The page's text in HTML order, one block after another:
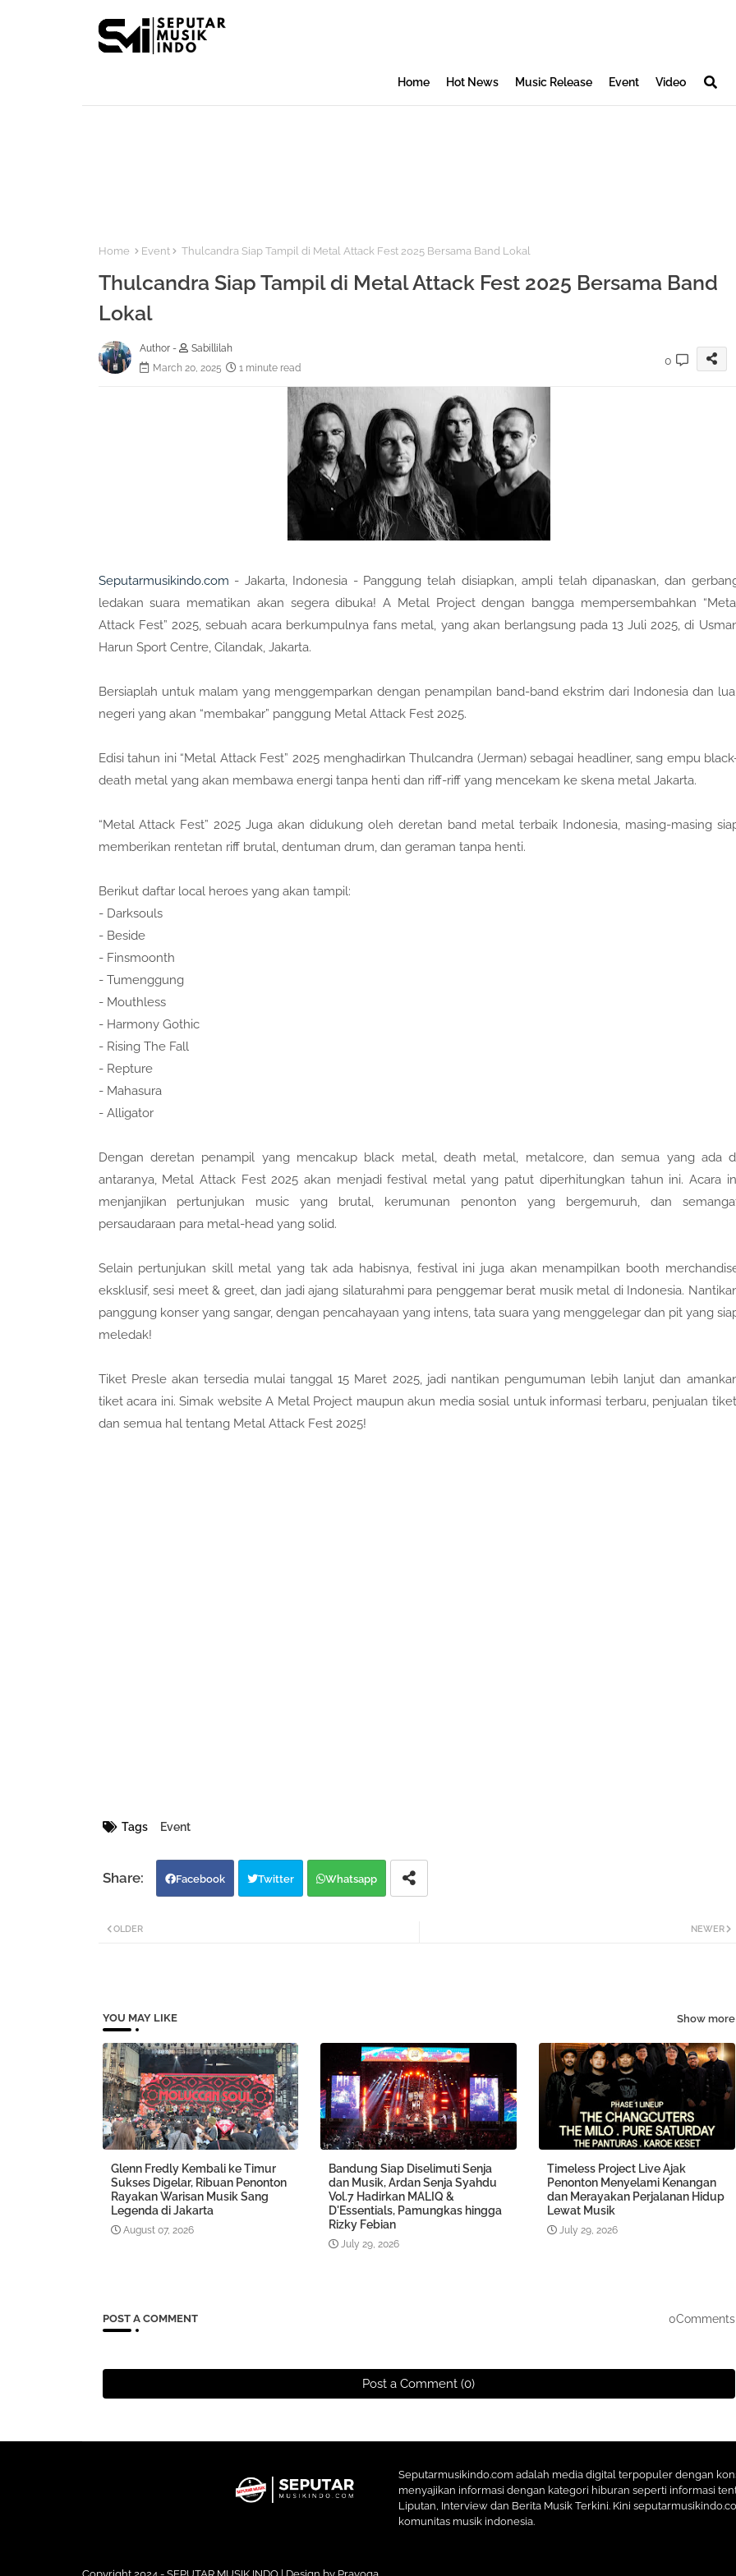
Home Hot News Music Release Event Video
Home Event Thulcandra Siap Tampil di Metal Attack Fest 2025 Bersama Band Lokal
Thulcandra Siap Tampil di Metal Attack Fest 2025 Bersama Band
Lokal
Author -
Sabillilah
March 20, 2025
1 minute read
0
Seputarmusikindo.com - Jakarta, Indonesia - Panggung telah disiapkan, ampli telah dipanaskan, dan
ledakan suara mematikan akan segera dibuka! A Metal Project dengan bangga mempersembahkan
Attack Fest” 2025, sebuah acara berkumpulnya fans metal, yang akan berlangsung pada 13 Juli 2025, di
Harun Sport Centre, Cilandak, Jakarta.
Bersiaplah untuk malam yang menggemparkan dengan penampilan band-band ekstrim dari Indonesia dan
negeri yang akan “membakar” panggung Metal Attack Fest 2025.
Edisi tahun ini “Metal Attack Fest” 2025 menghadirkan Thulcandra (Jerman) sebagai headliner, sang empu
death metal yang akan membawa energi tanpa henti dan riff-riff yang mencekam ke skena metal Jakarta.
“Metal Attack Fest” 2025 Juga akan didukung oleh deretan band metal terbaik Indonesia, masing-masing
memberikan rentetan riff brutal, dentuman drum, dan geraman tanpa henti.
Berikut daftar local heroes yang akan tampil:
- Darksouls
- Beside
- Finsmoonth
- Tumenggung
- Mouthless
- Harmony Gothic
- Rising The Fall
- Repture
- Mahasura
- Alligator
Dengan deretan penampil yang mencakup black metal, death metal, metalcore, dan semua yang ada
antaranya, Metal Attack Fest 2025 akan menjadi festival metal yang patut diperhitungkan tahun ini. Acara
menjanjikan pertunjukan music yang brutal, kerumunan penonton yang bergemuruh, dan
persaudaraan para metal-head yang solid.
Selain pertunjukan skill metal yang tak ada habisnya, festival ini juga akan menampilkan booth
eksklusif, sesi meet & greet, dan jadi ajang silaturahmi para penggemar berat musik metal di Indonesia.
panggung konser yang sangar, dengan pencahayaan yang intens, tata suara yang menggelegar dan pit yang
meledak!
Tiket Presle akan tersedia mulai tanggal 15 Maret 2025, jadi nantikan pengumuman lebih lanjut dan
tiket acara ini. Simak website A Metal Project maupun akun media sosial untuk informasi terbaru, penjualan
dan semua hal tentang Metal Attack Fest 2025!
Tags Event
Facebook Twitter Whatsapp
NEWER
OLDER
YOU MAY LIKE Show more
Glenn Fredly Kembali ke Timur
Sukses Digelar, Ribuan Penonton
Rayakan Warisan Musik Sang
Legenda di Jakarta
August 07, 2026
Bandung Siap Diselimuti Senja
dan Musik, Ardan Senja Syahdu
Vol.7 Hadirkan MALIQ &
D'Essentials, Pamungkas hingga
Rizky Febian
July 29, 2026
Timeless Project Live Ajak
Penonton Menyelami Kenangan
dan Merayakan Perjalanan Hidup
Lewat Musik
July 29, 2026
POST A COMMENT 0Comments
Post a Comment (0)
Seputarmusikindo.com adalah media digital terpopuler dengan
menyajikan informasi dengan kategori hiburan seperti informasi
Liputan, Interview dan Berita Musik Terkini. Kini
komunitas musik indonesia.